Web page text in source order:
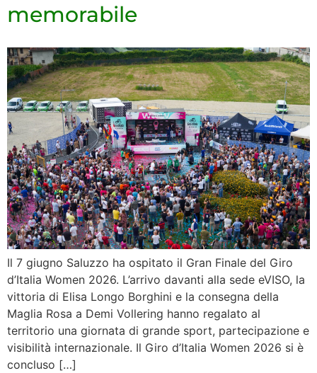
memorabile
Il 7 giugno Saluzzo ha ospitato il Gran Finale del Giro
d’Italia Women 2026. L’arrivo davanti alla sede eVISO, la
vittoria di Elisa Longo Borghini e la consegna della
Maglia Rosa a Demi Vollering hanno regalato al
territorio una giornata di grande sport, partecipazione e
visibilità internazionale. Il Giro d’Italia Women 2026 si è
concluso […]